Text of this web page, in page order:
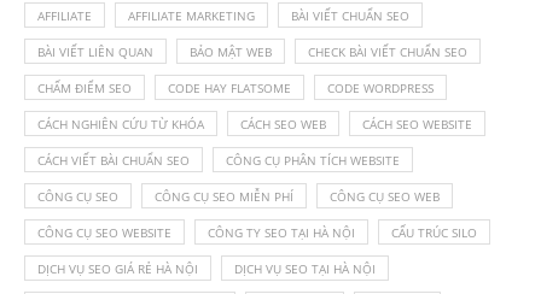
AFFILIATE AFFILIATE MARKETING BÀI VIẾT CHUẨN SEO
BÀI VIẾT LIÊN QUAN BẢO MẬT WEB CHECK BÀI VIẾT CHUẨN SEO
CHẤM ĐIỂM SEO CODE HAY FLATSOME CODE WORDPRESS
CÁCH NGHIÊN CỨU TỪ KHÓA CÁCH SEO WEB CÁCH SEO WEBSITE
CÁCH VIẾT BÀI CHUẨN SEO CÔNG CỤ PHÂN TÍCH WEBSITE
CÔNG CỤ SEO CÔNG CỤ SEO MIỄN PHÍ CÔNG CỤ SEO WEB
CÔNG CỤ SEO WEBSITE CÔNG TY SEO TẠI HÀ NỘI CẤU TRÚC SILO
DỊCH VỤ SEO GIÁ RẺ HÀ NỘI DỊCH VỤ SEO TẠI HÀ NỘI